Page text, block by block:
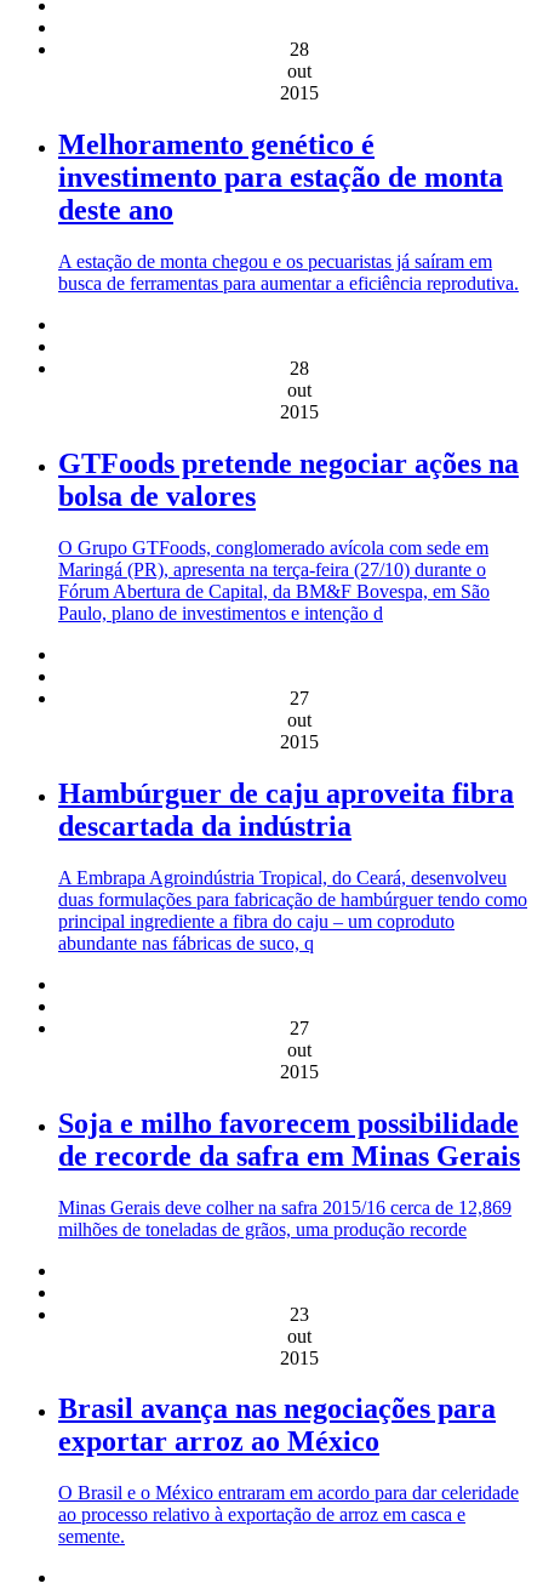
28
out
2015
Melhoramento genético é
investimento para estação de monta
deste ano
A estação de monta chegou e os pecuaristas já saíram em
busca de ferramentas para aumentar a eficiência reprodutiva.
28
out
2015
GTFoods pretende negociar ações na
bolsa de valores
O Grupo GTFoods, conglomerado avícola com sede em
Maringá (PR), apresenta na terça-feira (27/10) durante o
Fórum Abertura de Capital, da BM&F Bovespa, em São
Paulo, plano de investimentos e intenção d
27
out
2015
Hambúrguer de caju aproveita fibra
descartada da indústria
A Embrapa Agroindústria Tropical, do Ceará, desenvolveu
duas formulações para fabricação de hambúrguer tendo como
principal ingrediente a fibra do caju – um coproduto
abundante nas fábricas de suco, q
27
out
2015
Soja e milho favorecem possibilidade
de recorde da safra em Minas Gerais
Minas Gerais deve colher na safra 2015/16 cerca de 12,869
milhões de toneladas de grãos, uma produção recorde
23
out
2015
Brasil avança nas negociações para
exportar arroz ao México
O Brasil e o México entraram em acordo para dar celeridade
ao processo relativo à exportação de arroz em casca e
semente.